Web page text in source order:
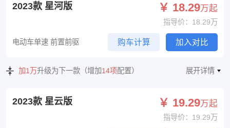
2023款 星河版 ￥ 18.29万起
指导价：18.29万
电动车单速 前置前驱 购车计算 加入对比
加1万升级为下一款（增加14项配置） 展开详情
2023款 星云版 ￥ 19.29万起
指导价：19.29万